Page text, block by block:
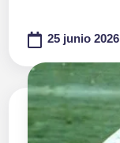
25 junio 2026